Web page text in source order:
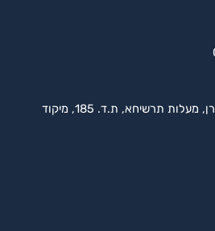
כתובת: שד' הרצוג, א.ת. קורן, מעלות תרשיחא, ת.ד. 185, מיקוד